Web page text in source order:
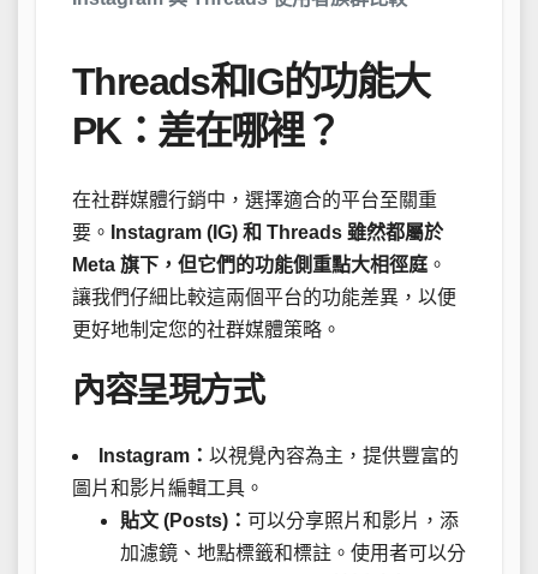
Threads和IG的功能大
PK：差在哪裡？
在社群媒體行銷中，選擇適合的平台至關重
要。 Instagram (IG) 和 Threads 雖然都屬於
Meta 旗下，但它們的功能側重點大相徑庭 。
讓我們仔細比較這兩個平台的功能差異，以便
更好地制定您的社群媒體策略。
內容呈現方式
Instagram： 以視覺內容為主，提供豐富的
圖片和影片編輯工具。
貼文 (Posts)： 可以分享照片和影片，添
加濾鏡、地點標籤和標註。使用者可以分